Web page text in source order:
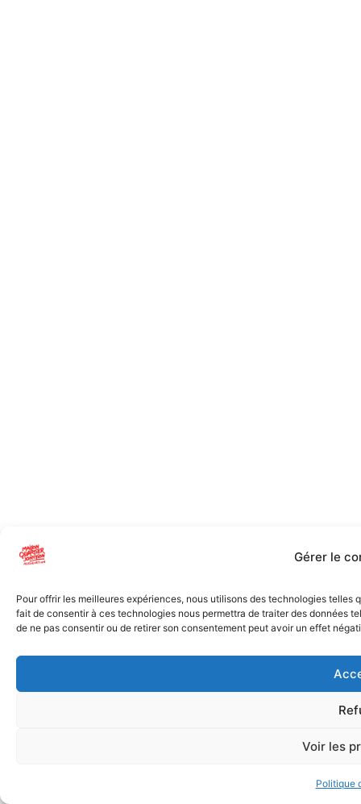
Gérer le
Pour offrir les meilleures expériences, nous utilisons des technologies
fait de consentir à ces technologies nous permettra de traiter des données
de ne pas consentir ou de retirer son consentement peut avoir un effet
Voir les
Politique